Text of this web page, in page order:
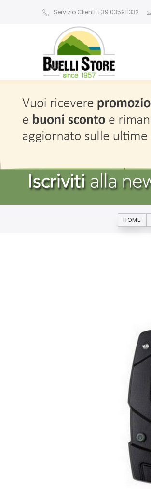
Servizio Clienti +39 035911332
HOME